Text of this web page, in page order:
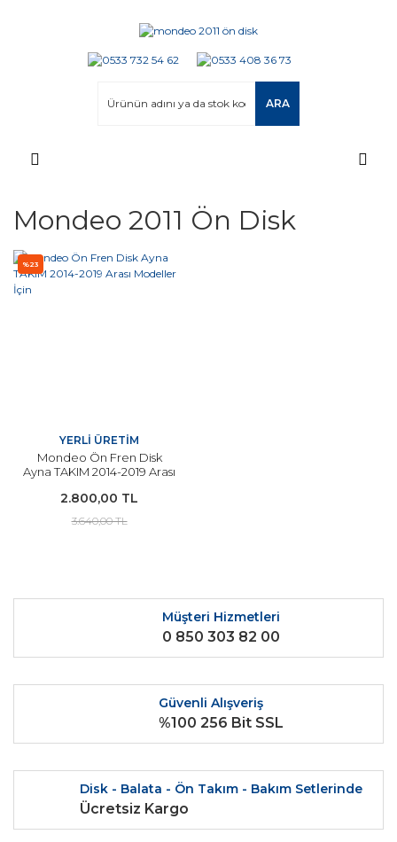
ARA
Mondeo 2011 Ön Disk
%23
YERLİ ÜRETİM
Mondeo Ön Fren Disk
Ayna TAKIM 2014-2019 Arası
2.800,00 TL
3.640,00 TL
Müşteri Hizmetleri
0 850 303 82 00
Güvenli Alışveriş
%100 256 Bit SSL
Disk - Balata - Ön Takım - Bakım Setlerinde
Ücretsiz Kargo